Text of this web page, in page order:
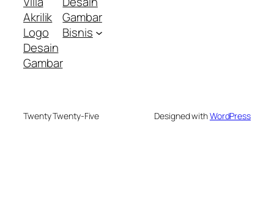
Akrilik
Logo
Desain
Gambar
Gambar
Bisnis
Twenty Twenty-Five Designed withWordPress